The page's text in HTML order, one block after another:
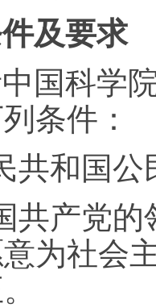
及要求
中国科学
条件：
共和国公
共产党
为社会